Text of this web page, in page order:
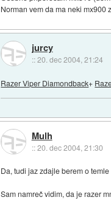
Norman vem da ma neki mx900
jurcy
::20. dec 2004, 21:24
Razer Viper Diamondback+
Mulh
::20. dec 2004, 21:30
Da, tudi jaz zdajle berem o
Sam namreč vidim, da je razer